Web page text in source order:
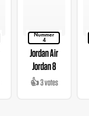
Nummer
4
Jordan Air
Jordan 8
👍 3 votes